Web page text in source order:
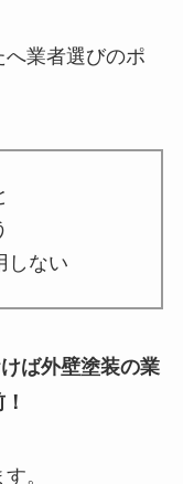
業者選びのポ
しない
ば外壁塗装の業
。